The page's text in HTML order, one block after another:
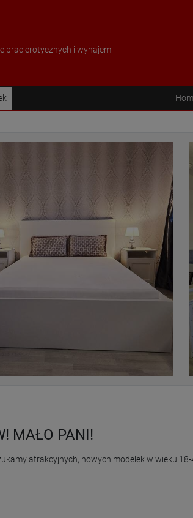
prac erotycznych i wynajem
MAŁO PANI!
atrakcyjnych, nowych modelek w wieku